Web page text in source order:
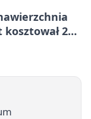
222